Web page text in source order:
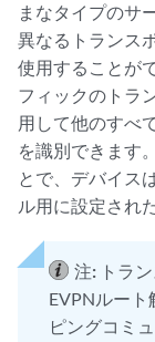
まなタイプのサ
異なるトランス
使用することが
フィックのトラ
用して他のすべ
を識別できます
とで、デバイス
ル用に設定され
注: トラ
EVPNルー
ピングコミ